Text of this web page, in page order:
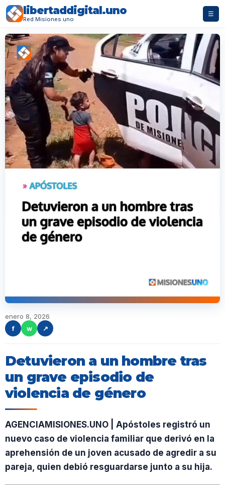
libertaddigital.uno
Red Misiones.uno
☰
enero 8, 2026
f
w ↗
Detuvieron a un hombre tras
un grave episodio de
violencia de género
AGENCIAMISIONES.UNO | Apóstoles registró un
nuevo caso de violencia familiar que derivó en la
aprehensión de un joven acusado de agredir a su
pareja, quien debió resguardarse junto a su hija.